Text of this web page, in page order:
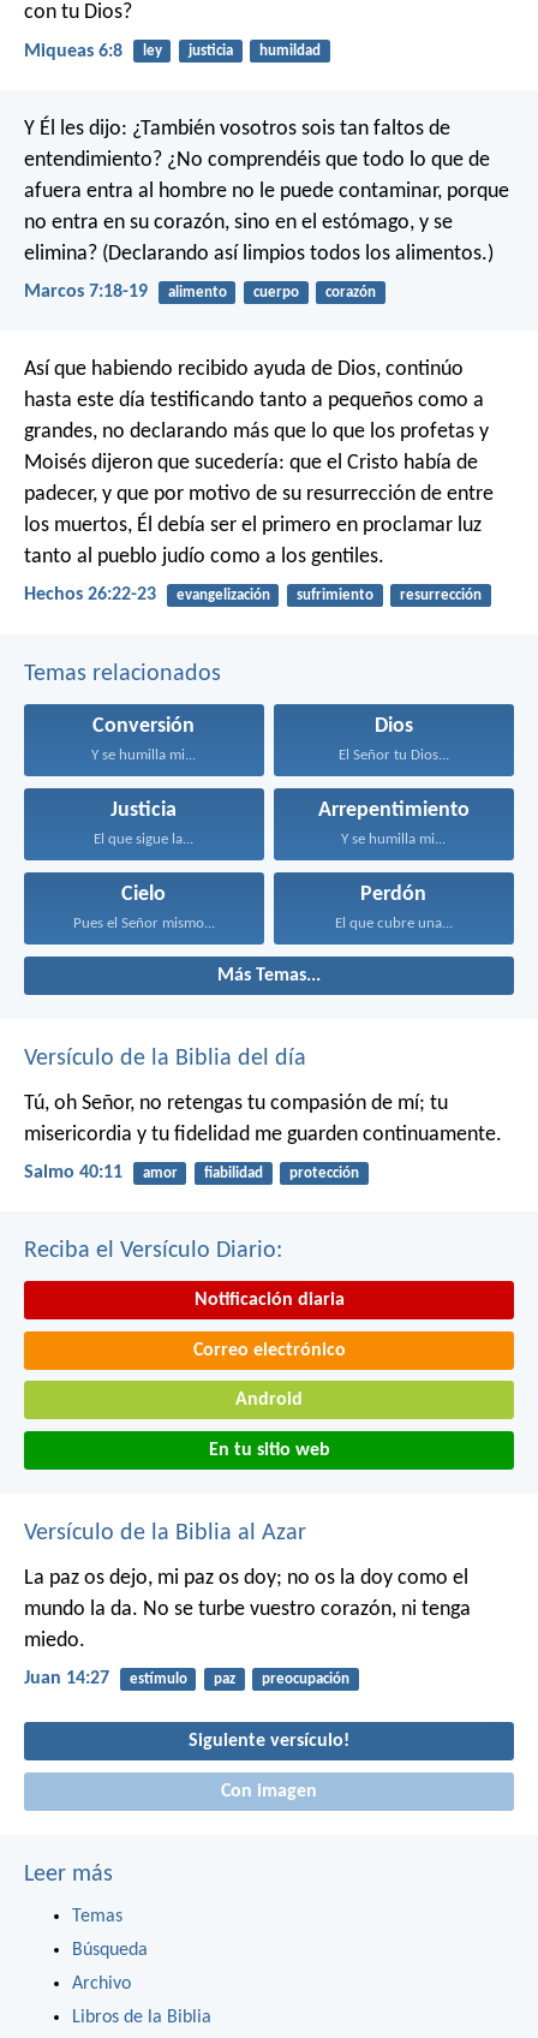
con tu Dios?
Miqueas 6:8 ley justicia humildad
Y Él les dijo: ¿También vosotros sois tan faltos de
entendimiento? ¿No comprendéis que todo lo que de
afuera entra al hombre no le puede contaminar, porque
no entra en su corazón, sino en el estómago, y se
elimina? (Declarando así limpios todos los alimentos.)
Marcos 7:18-19 alimento cuerpo corazón
Así que habiendo recibido ayuda de Dios, continúo
hasta este día testificando tanto a pequeños como a
grandes, no declarando más que lo que los profetas y
Moisés dijeron que sucedería: que el Cristo había de
padecer, y que por motivo de su resurrección de entre
los muertos, Él debía ser el primero en proclamar luz
tanto al pueblo judío como a los gentiles.
Hechos 26:22-23 evangelización sufrimiento resurrección
Temas relacionados
Conversión
Y se humilla mi...
Dios
El Señor tu Dios...
Justicia
El que sigue la...
Arrepentimiento
Y se humilla mi...
Cielo
Pues el Señor mismo...
Perdón
El que cubre una...
Más Temas...
Versículo de la Biblia del día
Tú, oh Señor, no retengas tu compasión de mí; tu
misericordia y tu fidelidad me guarden continuamente.
Salmo 40:11 amor fiabilidad protección
Reciba el Versículo Diario:
Notificación diaria
Correo electrónico
Android
En tu sitio web
Versículo de la Biblia al Azar
La paz os dejo, mi paz os doy; no os la doy como el
mundo la da. No se turbe vuestro corazón, ni tenga
miedo.
Juan 14:27 estímulo paz preocupación
Siguiente versículo!
Con imagen
Leer más
Temas
Búsqueda
Archivo
Libros de la Biblia